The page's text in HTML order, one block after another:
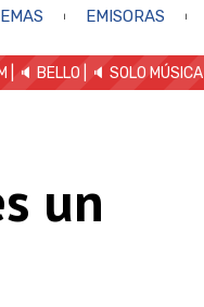
EMISORAS
| 🔈 BELLO 🔈 SOLO MÚSICA
un